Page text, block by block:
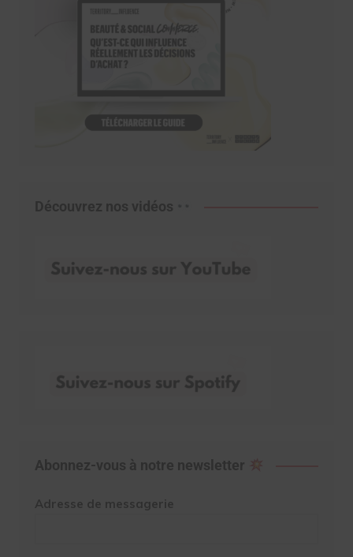
Découvrez nos vidéos
Abonnez-vous à notre newsletter
Adresse de messagerie